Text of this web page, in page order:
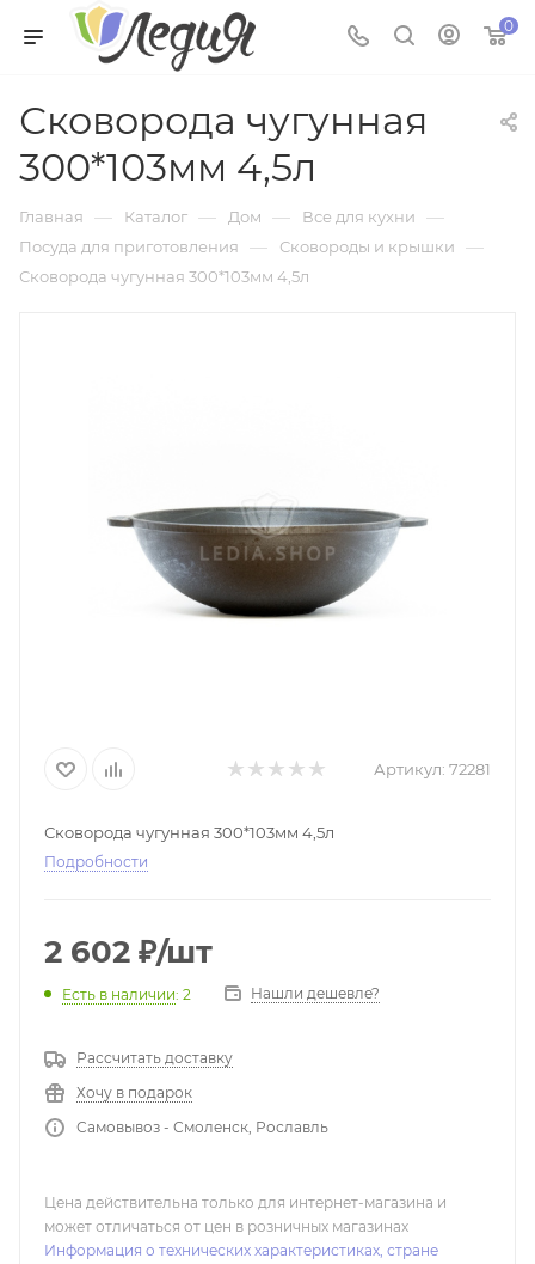
0
Сковорода чугунная
300*103мм 4,5л
Главная — Каталог — Дом — Все для кухни —
Посуда для приготовления — Сковороды и крышки —
Сковорода чугунная 300*103мм 4,5л
Артикул: 72281
Сковорода чугунная 300*103мм 4,5л
Подробности
2 602 ₽/шт
Есть в наличии: 2 Нашли дешевле?
Рассчитать доставку
Хочу в подарок
Самовывоз - Смоленск, Рославль
Цена действительна только для интернет-магазина и
может отличаться от цен в розничных магазинах
Информация о технических характеристиках, стране